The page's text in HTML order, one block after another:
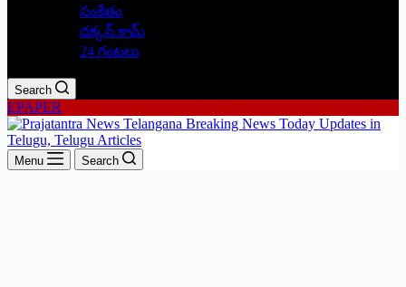
సంకేతం
దక్కన్.కామ్
24 గంటలు
Search
EPAPER
Menu Search